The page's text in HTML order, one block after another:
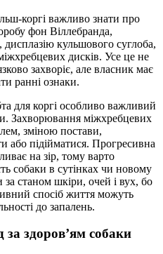
коргі важливо знати про
фон Віллебранда,
дисплазію кульшового суглоба,
дисків. Усе це не
захворіє, але власник має
ранні ознаки.
для коргі особливо важливий
Захворювання міжхребцевих
зміною постави,
або підійматися. Прогресивна
на зір, тому варто
собаки в сутінках чи новому
станом шкіри, очей і вух, бо
спосіб життя можуть
до запалень.
здоров’ям собаки